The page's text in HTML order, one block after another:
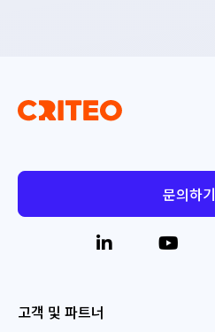
문의하기
고객 및 파트너